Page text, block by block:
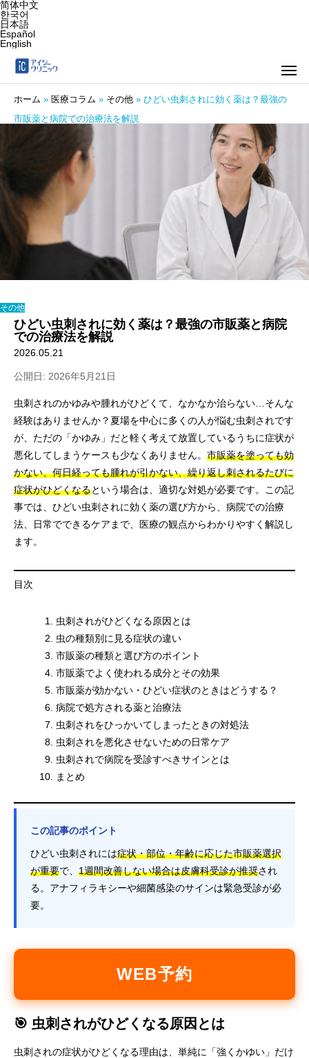
简体中文
한국어
日本語
Español
English
ホーム » 医療コラム » その他 » ひどい虫刺されに効く薬は？最強の
市販薬と病院での治療法を解説
その他
ひどい虫刺されに効く薬は？最強の市販薬と病院
での治療法を解説
2026.05.21
公開日: 2026年5月21日
虫刺されのかゆみや腫れがひどくて、なかなか治らない…そんな
経験はありませんか？夏場を中心に多くの人が悩む虫刺されです
が、ただの「かゆみ」だと軽く考えて放置しているうちに症状が
悪化してしまうケースも少なくありません。 市販薬を塗っても効
かない、何日経っても腫れが引かない、繰り返し刺されるたびに
症状がひどくなるという場合は、適切な対処が必要です。この記
事では、ひどい虫刺されに効く薬の選び方から、病院での治療
法、日常でできるケアまで、医療の観点からわかりやすく解説し
ます。
目次
虫刺されがひどくなる原因とは
虫の種類別に見る症状の違い
市販薬の種類と選び方のポイント
市販薬でよく使われる成分とその効果
市販薬が効かない・ひどい症状のときはどうする？
病院で処方される薬と治療法
虫刺されをひっかいてしまったときの対処法
虫刺されを悪化させないための日常ケア
虫刺されで病院を受診すべきサインとは
まとめ
この記事のポイント
ひどい虫刺されには症状・部位・年齢に応じた市販薬選択
が重要で、 1週間改善しない場合は皮膚科受診が推奨され
る。アナフィラキシーや細菌感染のサインは緊急受診が必
要。
WEB予約
🎯 虫刺されがひどくなる原因とは
虫刺されの症状がひどくなる理由は、単純に「強くかゆい」だけ